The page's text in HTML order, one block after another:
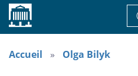
Accueil
Accueil Olga Bilyk